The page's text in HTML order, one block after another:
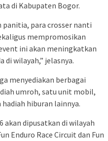
di Kabupaten Bogor.
panitia, para crosser nanti
mempromosikan
ini akan meningkatkan
di wilayah,” jelasnya.
menyediakan berbagai
umroh, satu unit mobil,
hiburan lainnya.
akan dipusatkan di wilayah
Enduro Race Circuit dan Fun